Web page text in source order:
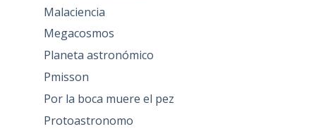
Malaciencia
Megacosmos
Planeta astronómico
Pmisson
Por la boca muere el pez
Protoastronomo